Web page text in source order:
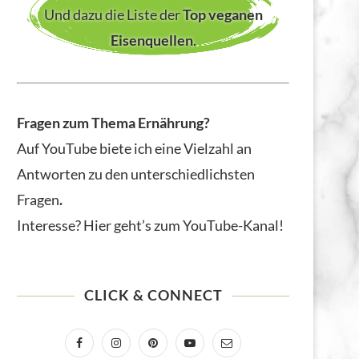
Und dazu die Liste derTop veganen
Eisenquellen.
Fragen zum Thema Ernährung?
Auf YouTube biete ich eine Vielzahl an
Antworten zu den unterschiedlichsten
Fragen.
Interesse? Hier geht’s zum YouTube-Kanal!
CLICK & CONNECT